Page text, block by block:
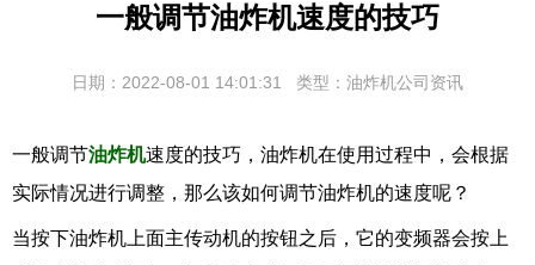
一般调节油炸机速度的技巧
日期：2022-08-01 14:01:31 类型：油炸机公司资讯
一般调节油炸机速度的技巧，油炸机在使用过程中，会根据
实际情况进行调整，那么该如何调节油炸机的速度呢？
当按下油炸机上面主传动机的按钮之后，它的变频器会按上